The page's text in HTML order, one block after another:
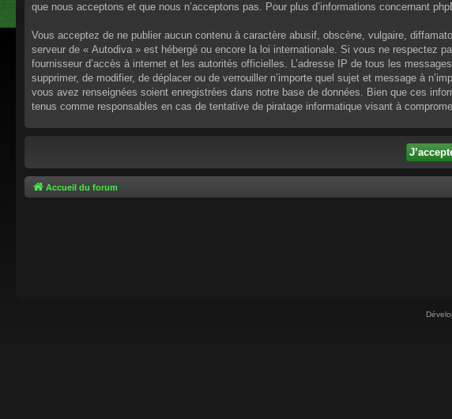
que nous acceptons et que nous n’acceptons pas. Pour plus d’informations concernant
Vous acceptez de ne publier aucun contenu à caractère abusif, obscène, vulgaire,
serveur de « Autodiva » est hébergé ou encore la loi internationale. Si vous ne respectez
fournisseur d’accès à internet et les autorités officielles. L’adresse IP de tous les
supprimer, de modifier, de déplacer ou de verrouiller n’importe quel sujet et message à
vous avez renseignées soient enregistrées dans notre base de données. Bien que ces
tenus comme responsables en cas de tentative de piratage informatique visant à
Accueil du forum